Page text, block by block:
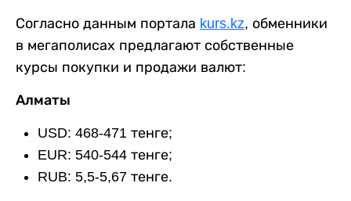
Согласно данным портала kurs.kz, обменники
в мегаполисах предлагают собственные
курсы покупки и продажи валют:
Алматы
USD: 468-471 тенге;
EUR: 540-544 тенге;
RUB: 5,5-5,67 тенге.